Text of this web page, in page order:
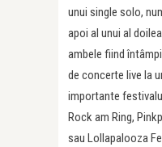
unui single solo,
apoi al unui al
ambele fiind
de concerte live la
importante
Rock am Ring,
sau Lollapalooza